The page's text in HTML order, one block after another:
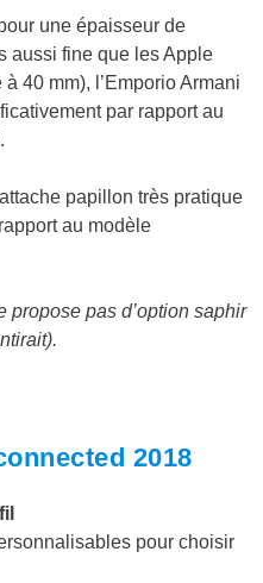
une épaisseur de
aussi fine que les Apple
40 mm), l’Emporio Armani
par rapport au
papillon très pratique
au modèle
propose pas d’option saphir
2018
pour choisir